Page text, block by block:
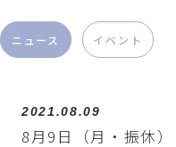
ニュース イベント
2021.08.09
8月9日（月・振休